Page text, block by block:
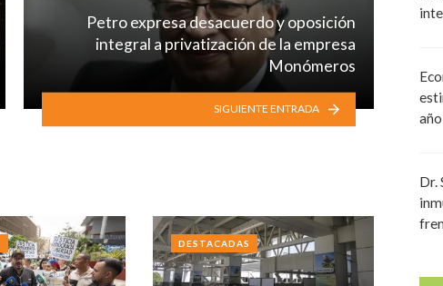
Petro expresa desacuerdo y oposición
integral a privatización de la empresa
Monómeros
SIGUIENTE ENTRADA
DESTACADAS
año
Dr.